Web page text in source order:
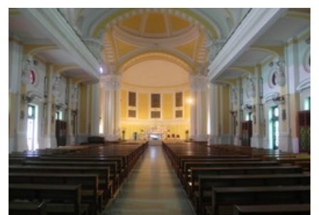
報讀新課程
凡以「先到先得」為取錄方式的課程，請填妥
SF26報名表，親往報名中心或以郵遞方式連同學
費以及所需證明文件呈交。
[ 下載報名表SF26]
申請學歷頒授及專業課程可能需要其他資料，報名
表可向報名中心或有關課程負責人索取。填妥申請
表格後，請連同報名費/學費以及所需證明文件親
往報名中心或以郵遞方式遞交。